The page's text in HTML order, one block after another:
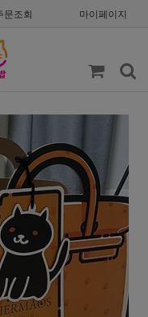
문조회 마이페이지